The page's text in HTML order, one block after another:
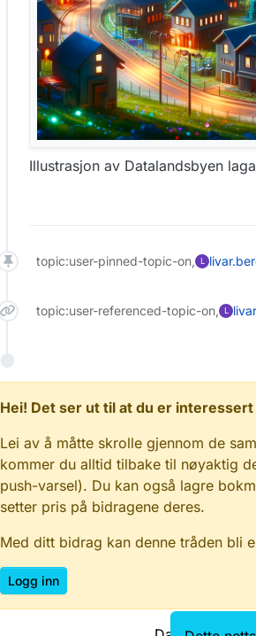
Illustrasjon av Datalandsbyen
topic:user-pinned-topic-on, L
topic:user-referenced-topic-on, L
Hei! Det ser ut til at du er
Lei av å måtte skrolle gjennom de
kommer du alltid tilbake til nøyaktig
push-varsel). Du kan også lagre
setter pris på bidragene deres.
Med ditt bidrag kan denne tråden bli
Logg inn